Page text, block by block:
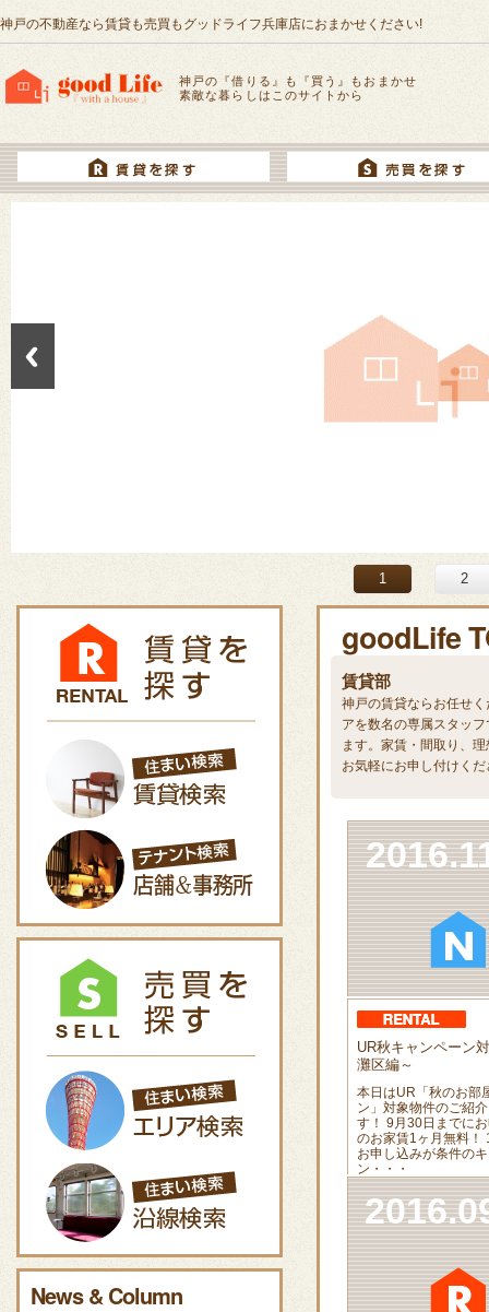
神戸の不動産なら賃貸も売買もグッドライフ兵庫店におまかせください!
神戸の『借りる』も『買う』もおまかせ
素敵な暮らしはこのサイトから
1 2
News & Column
goodLife
賃貸部
神戸の賃貸ならお任せ
アを数名の専属スタッ
ます。家賃・間取り、
お気軽にお申し付けくだ
UR秋キャンペーン
灘区編～
本日はUR「秋のお部
ン」対象物件のご紹
す！ 9月30日までに
のお家賃1ヶ月無料！
お申し込みが条件の
ン・・・